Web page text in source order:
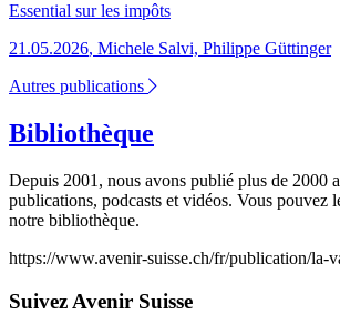
Essential sur les impôts
21.05.2026, Michele Salvi, Philippe Güttinger
Autres publications
Bibliothèque
Depuis 2001, nous avons publié plus de 2000
publications, podcasts et vidéos. Vous pouvez
notre bibliothèque.
https://www.avenir-suisse.ch/fr/publication/la-
Suivez Avenir Suisse